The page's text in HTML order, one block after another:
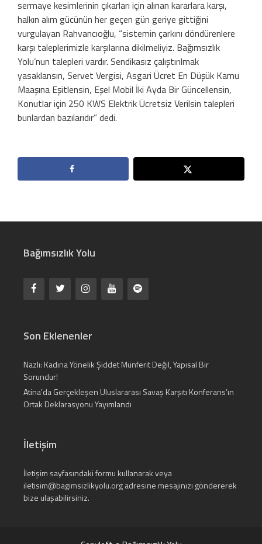
sermaye kesimlerinin çıkarları için alınan kararlara karşı,
halkın alım gücünün her geçen gün geriye gittiğini
vurgulayan Rahvancıoğlu, “sistemin çarkını döndürenlere
karşı taleplerimizle karşılarına dikilmeliyiz. Bağımsızlık
Yolu’nun talepleri vardır. Sendikasız çalıştırılmak
yasaklansın, Servet Vergisi, Asgari Ücret En Düşük Kamu
Maaşına Eşitlensin, Eşel Mobil İki Ayda Bir Güncellensin,
Konutlar için 250 KWS Elektrik Ücretsiz Verilsin talepleri
bunlardan bazılarıdır” dedi.
Bağımsızlık Yolu
Son Eklenenler
Nazlı: Kadına Yönelik Şiddet Münferit Değil, Yapısal Bir
Sorundur!
Atina’da Gerçekleşen Uluslararası Savaş Karşıtı Konferans’ın
Ortak Deklarasyonu Yayımlandı
İletişim
İletişim sayfasındaki formu kullanarak veya
iletisim@bagimsizlikyolu.orgadresine mesajınızı göndererek
bize ulaşabilirsiniz.